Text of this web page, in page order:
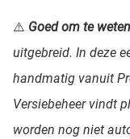
⚠️ Goed om te
uitgebreid. In deze
handmatig vanuit
Versiebeheer vindt
worden nog niet